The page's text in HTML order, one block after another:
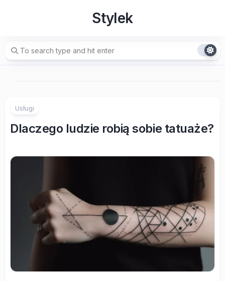
Stylek
Usługi
Dlaczego ludzie robią sobie tatuaże?